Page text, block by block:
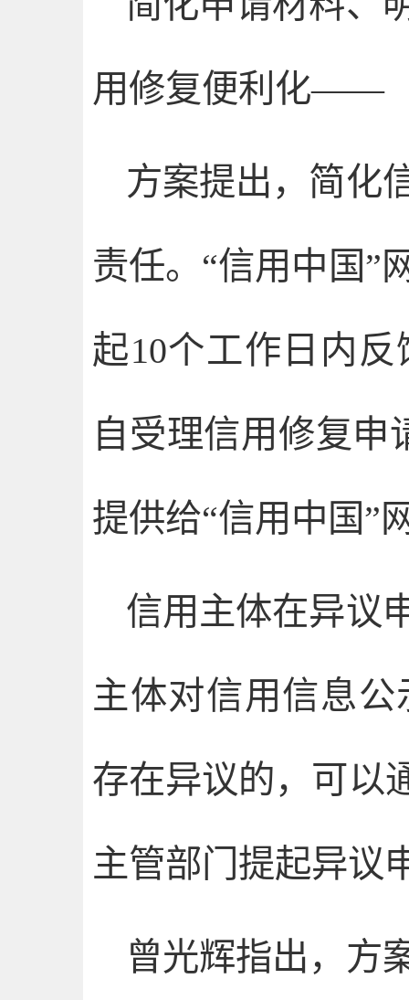
用修复便利化——
方案提出，简化
责任。“信用中国”
起10个工作日内
自受理信用修复申
提供给“信用中国”
信用主体在异议
主体对信用信息
存在异议的，可以
主管部门提起异议
曾光辉指出，方